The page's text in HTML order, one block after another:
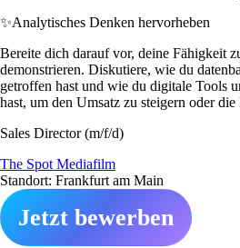
✨Analytisches Denken hervorheben
Bereite dich darauf vor, deine Fähigkeit
demonstrieren. Diskutiere, wie du
getroffen hast und wie du digitale Tools
hast, um den Umsatz zu steigern oder
Sales Director (m/f/d)
The Spot Mediafilm
Standort: Frankfurt am Main
Jetzt bewerben